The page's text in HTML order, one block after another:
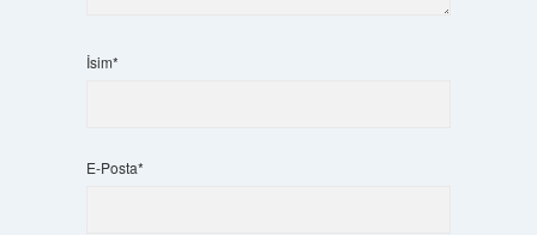
İsim*
E-Posta*